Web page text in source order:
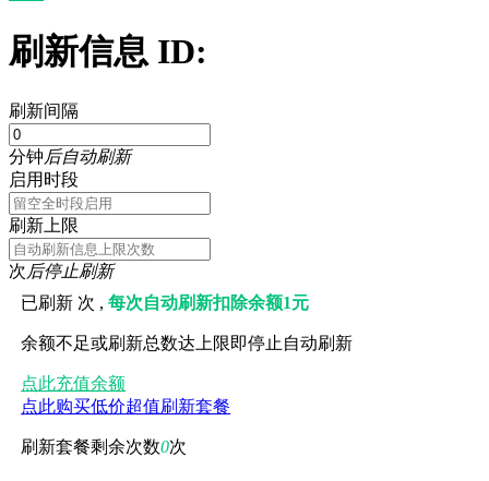
刷新信息 ID:
刷新间隔
分钟后自动刷新
启用时段
刷新上限
次后停止刷新
已刷新 次 ,每次自动刷新扣除余额1元
余额不足或刷新总数达上限即停止自动刷新
点此充值余额
点此购买低价超值刷新套餐
刷新套餐剩余次数0次